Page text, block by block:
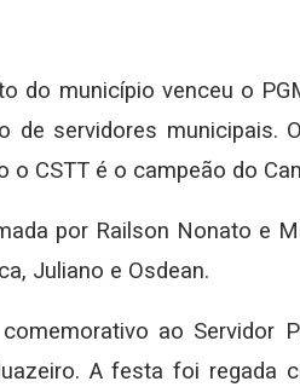
do município venceu o
de servidores municipais.
o CSTT é o campeão do
por Railson Nonato e
Juliano e Osdean.
ao Servidor
A festa foi regada